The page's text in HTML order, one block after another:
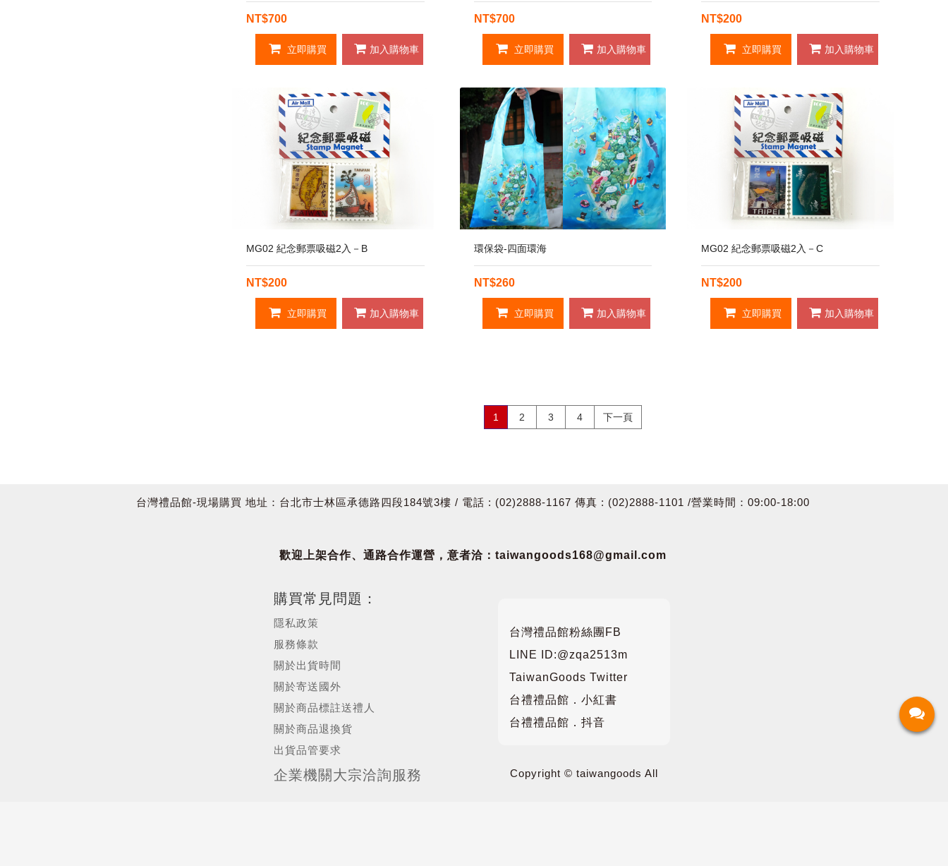
NT$700
立即購買 加入購物車
NT$700
立即購買 加入購物車
NT$200
立即購買 加入購物車
MG02 紀念郵票吸磁2入－B
NT$200
立即購買 加入購物車
環保袋-四面環海
NT$260
立即購買 加入購物車
MG02 紀念郵票吸磁2入－C
NT$200
立即購買 加入購物車
1 2 3 4 下一頁
台灣禮品館-現場購買 地址：台北市士林區承德路四段184號3樓 / 電話 : (02)2888-1167 傳真 : (02)2888-1101 /營業時間：09:00-18:00
歡迎上架合作、通路合作運營，意者洽：taiwangoods168@gmail.com
購買常見問題：
隱私政策
服務條款
關於出貨時間
關於寄送國外
關於商品標註送禮人
關於商品退換貨
出貨品管要求
企業機關大宗洽詢服務
台灣禮品館粉絲團FB
LINE ID:@zqa2513m
TaiwanGoods Twitter
台禮禮品館．小紅書
台禮禮品館．抖音
Copyright © taiwangoods All